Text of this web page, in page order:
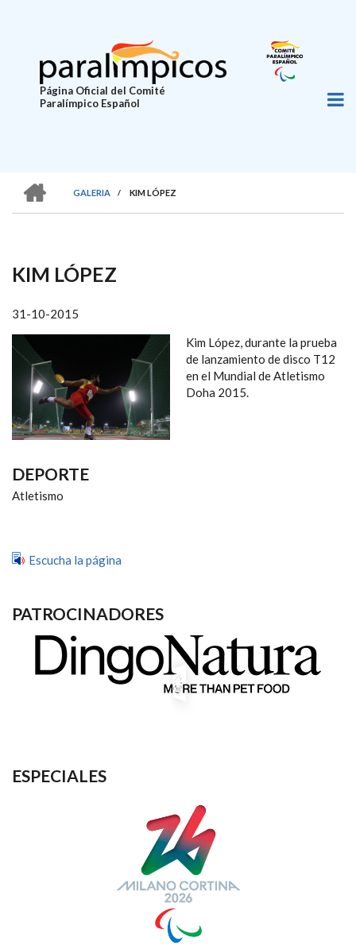
principal
Página Oficial del Comité
Paralímpico Español
SOBRESCRIBIR
DE
AYUDA
A
LA
NAVEGACIÓN
GALERIA
/ KIM LÓPEZ
KIM LÓPEZ
31-10-2015
Kim López, durante la prueba
de lanzamiento de disco T12
en el Mundial de Atletismo
Doha 2015.
DEPORTE
Atletismo
Escucha la página
PATROCINADORES
ESPECIALES